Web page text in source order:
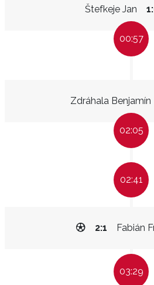
Štefkeje Jan
00:57
Zdráhala Benjamín
02:05
02:41
Fabián
2:1
03:29